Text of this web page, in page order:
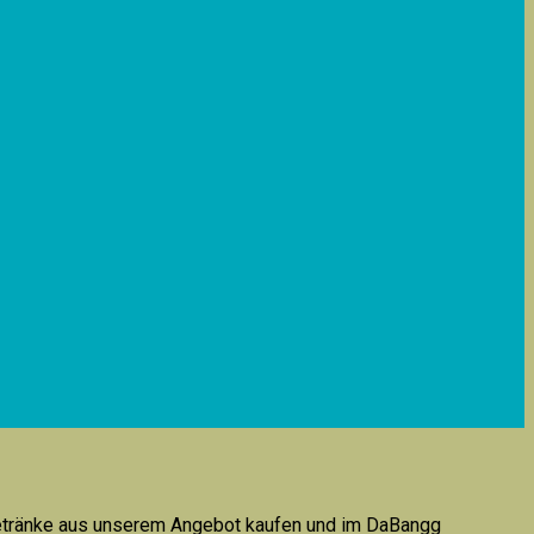
aus unserem Angebot kaufen und im DaBangg